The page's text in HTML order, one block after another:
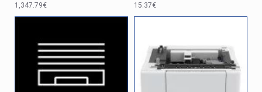
1,347.79€ 15.37€